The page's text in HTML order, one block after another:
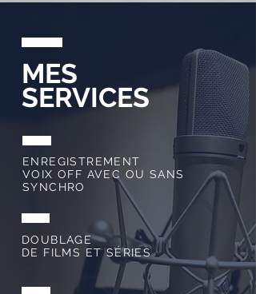
MES
SERVICES
ENREGISTREMENT
VOIX OFF AVEC OU SANS
SYNCHRO
DOUBLAGE
DE FILMS ET SÉRIES